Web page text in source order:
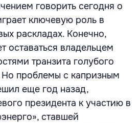
говорить сегодня о
ключевую роль в
раскладах. Конечно,
оставаться владельцем
транзита голубого
Но проблемы с капризным
еще год назад,
президента к участию в
ставшей